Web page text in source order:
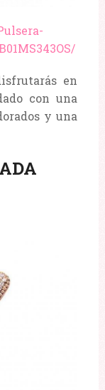
en
con una
y una